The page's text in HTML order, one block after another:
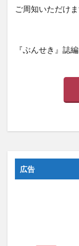
ご周知いただけ
『ぶんせき』誌
広告